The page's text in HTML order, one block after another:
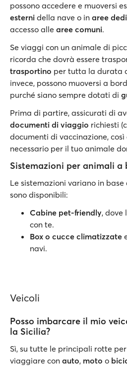
possono accedere e muoversi
esterni della nave o in aree
accesso alle aree comuni.
Se viaggi con un animale di
ricorda che dovrà essere
trasportino per tutta la durata
invece, possono muoversi a
purché siano sempre dotati di
Prima di partire, assicurati di
documenti di viaggio richiesti
documenti di vaccinazione,
necessario per il tuo animale
Sistemazioni per animali a
Le sistemazioni variano in
sono disponibili:
Cabine pet-friendly, dove
con te.
Box o cucce climatizzate
navi.
Veicoli
Posso imbarcare il mio
la Sicilia?
Sì, su tutte le principali rotte
viaggiare con auto, moto o